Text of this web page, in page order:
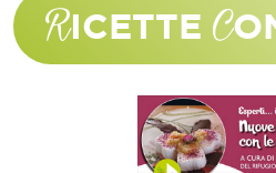
RICETTE C